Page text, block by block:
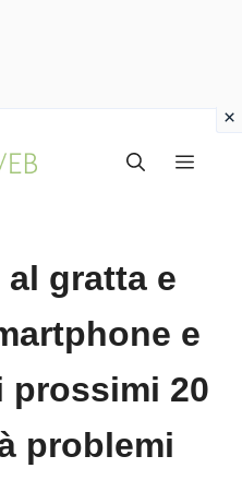
Menu
gratta e
e
prossimi 20
problemi